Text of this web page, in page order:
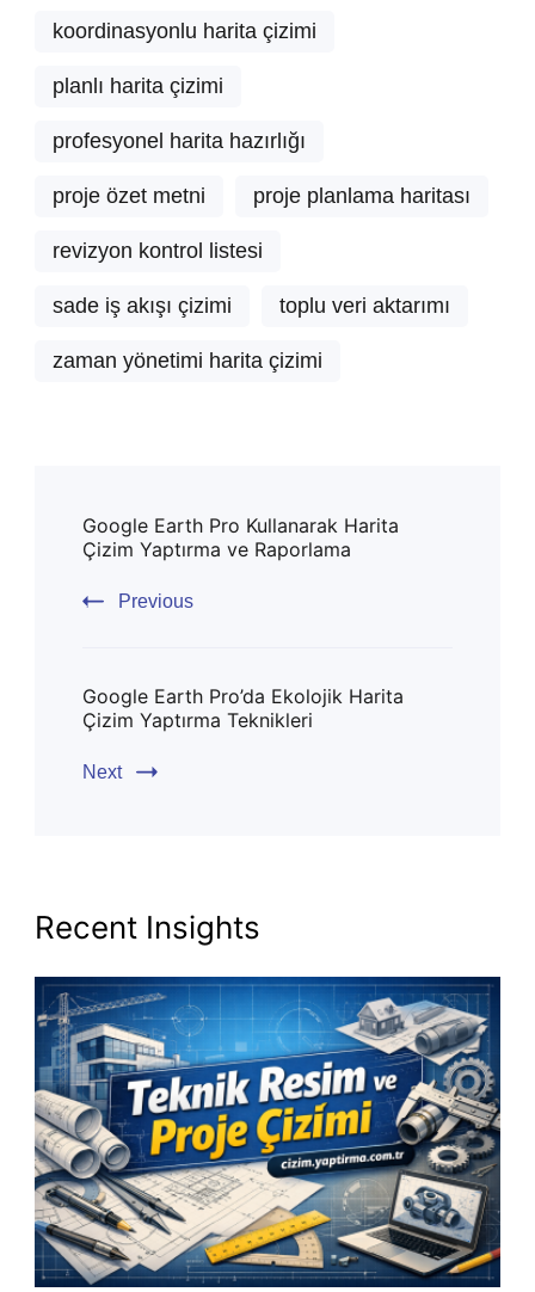
koordinasyonlu harita çizimi
planlı harita çizimi
profesyonel harita hazırlığı
proje özet metni proje planlama haritası
revizyon kontrol listesi
sade iş akışı çizimi toplu veri aktarımı
zaman yönetimi harita çizimi
Navigation
Google Earth Pro Kullanarak Harita
Çizim Yaptırma ve Raporlama
Previous
Google Earth Pro’da Ekolojik Harita
Çizim Yaptırma Teknikleri
Next
Recent Insights